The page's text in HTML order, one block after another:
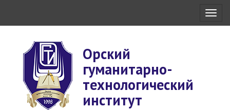
Орский
гуманитарно-
технологический
институт